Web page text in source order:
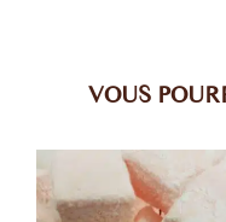
VOUS